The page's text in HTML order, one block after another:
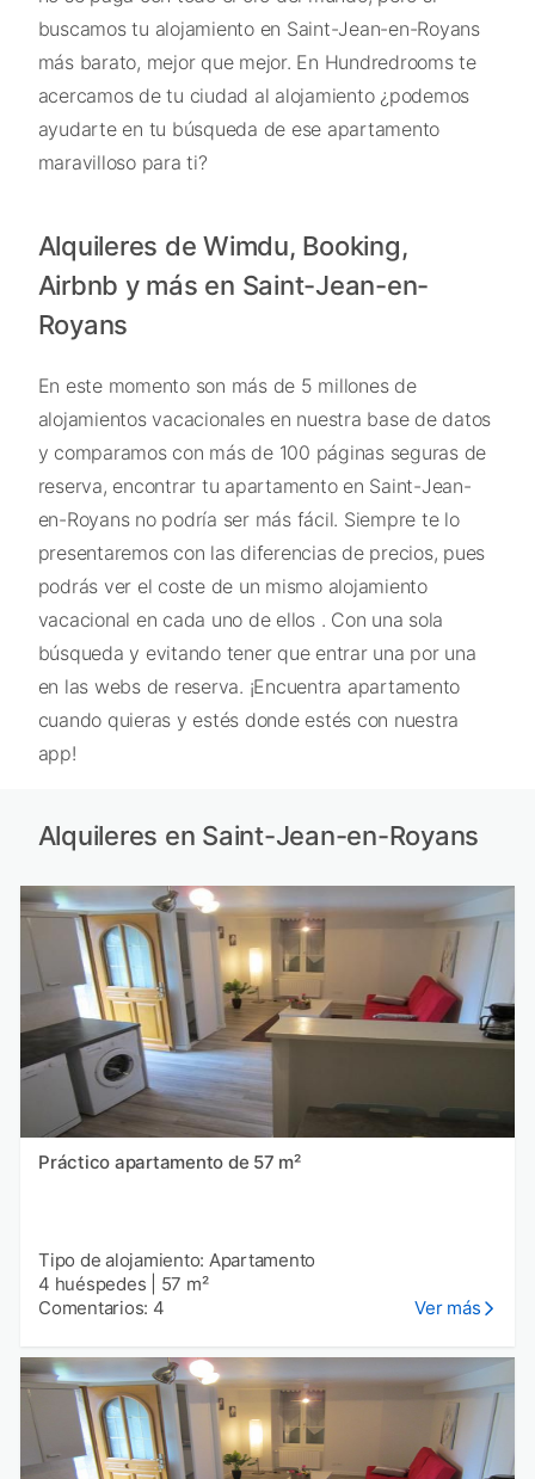
buscamos tu alojamiento en Saint-Jean-en-Royans
más barato, mejor que mejor. En Hundredrooms te
acercamos de tu ciudad al alojamiento ¿podemos
ayudarte en tu búsqueda de ese apartamento
maravilloso para ti?
Alquileres de Wimdu, Booking,
Airbnb y más en Saint-Jean-en-
Royans
En este momento son más de 5 millones de
alojamientos vacacionales en nuestra base de datos
y comparamos con más de 100 páginas seguras de
reserva, encontrar tu apartamento en Saint-Jean-
en-Royans no podría ser más fácil. Siempre te lo
presentaremos con las diferencias de precios, pues
podrás ver el coste de un mismo alojamiento
vacacional en cada uno de ellos . Con una sola
búsqueda y evitando tener que entrar una por una
en las webs de reserva. ¡Encuentra apartamento
cuando quieras y estés donde estés con nuestra
app!
Alquileres en Saint-Jean-en-Royans
Práctico apartamento de 57 m²
Tipo de alojamiento: Apartamento
4 huéspedes
57 m²
Comentarios: 4
Ver más